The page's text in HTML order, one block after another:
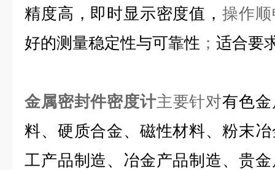
精度高，即时显示密度值， 操作
好的测量稳定性与可靠性 ； 适合要
金属密封件密度计主要针对有色
料、硬质合金、磁性材料、粉末
工产品制造、冶金产品制造、贵